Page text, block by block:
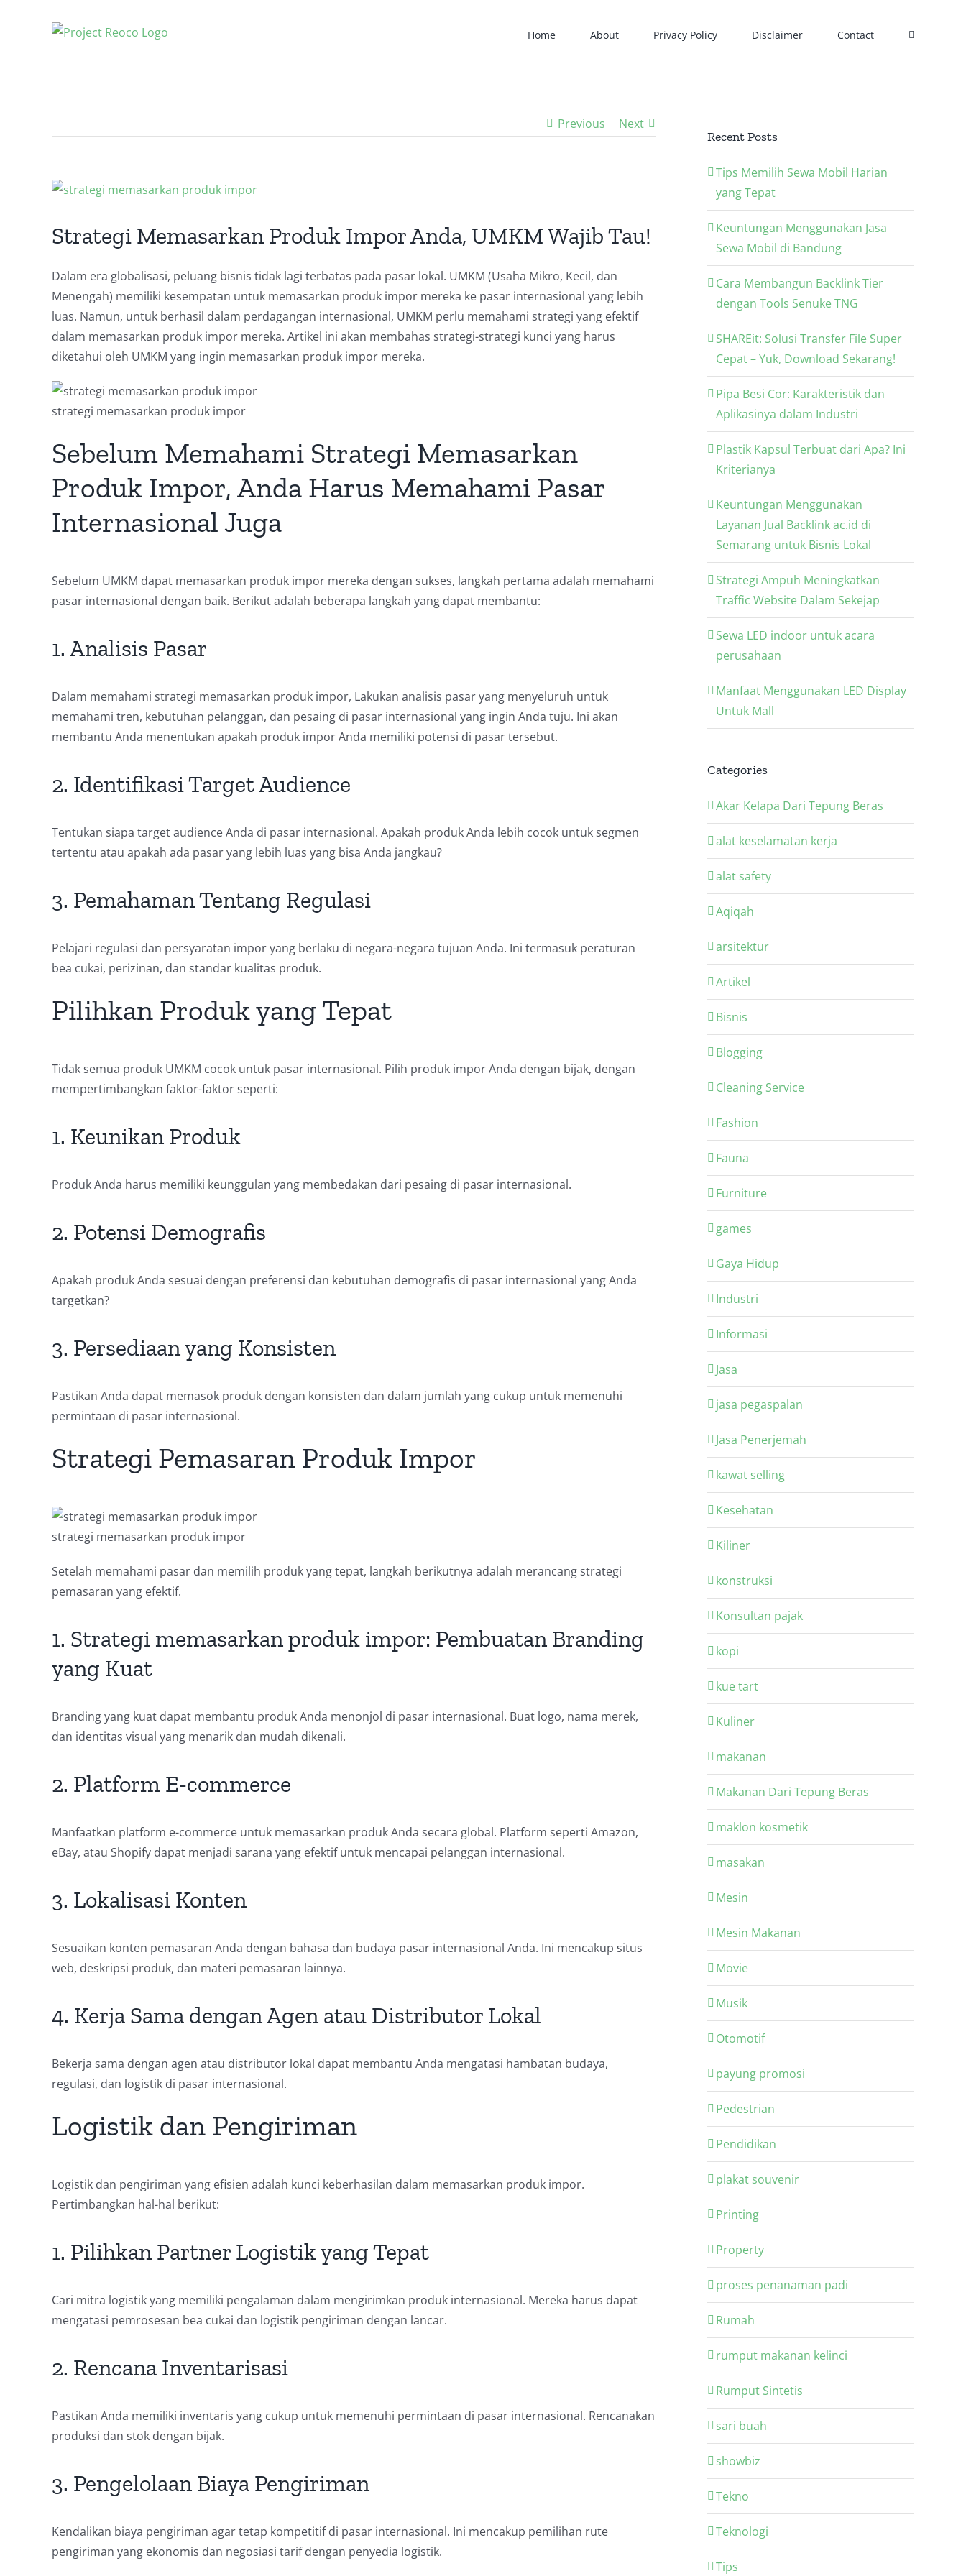
Home About Privacy Policy Disclaimer Contact
Previous Next
View
Image
Strategi Memasarkan Produk Impor Anda, UMKM Wajib Tau!
Dalam era globalisasi, peluang bisnis tidak lagi terbatas pada pasar lokal. UMKM (Usaha Mikro, Kecil, dan
Menengah) memiliki kesempatan untuk memasarkan produk impor mereka ke pasar internasional yang lebih
luas. Namun, untuk berhasil dalam perdagangan internasional, UMKM perlu memahami strategi yang efektif
dalam memasarkan produk impor mereka. Artikel ini akan membahas strategi-strategi kunci yang harus
diketahui oleh UMKM yang ingin memasarkan produk impor mereka.
strategi memasarkan produk impor
Sebelum Memahami Strategi Memasarkan
Produk Impor, Anda Harus Memahami Pasar
Internasional Juga
Sebelum UMKM dapat memasarkan produk impor mereka dengan sukses, langkah pertama adalah memahami
pasar internasional dengan baik. Berikut adalah beberapa langkah yang dapat membantu:
1. Analisis Pasar
Dalam memahami strategi memasarkan produk impor, Lakukan analisis pasar yang menyeluruh untuk
memahami tren, kebutuhan pelanggan, dan pesaing di pasar internasional yang ingin Anda tuju. Ini akan
membantu Anda menentukan apakah produk impor Anda memiliki potensi di pasar tersebut.
2. Identifikasi Target Audience
Tentukan siapa target audience Anda di pasar internasional. Apakah produk Anda lebih cocok untuk segmen
tertentu atau apakah ada pasar yang lebih luas yang bisa Anda jangkau?
3. Pemahaman Tentang Regulasi
Pelajari regulasi dan persyaratan impor yang berlaku di negara-negara tujuan Anda. Ini termasuk peraturan
bea cukai, perizinan, dan standar kualitas produk.
Pilihkan Produk yang Tepat
Tidak semua produk UMKM cocok untuk pasar internasional. Pilih produk impor Anda dengan bijak, dengan
mempertimbangkan faktor-faktor seperti:
1. Keunikan Produk
Produk Anda harus memiliki keunggulan yang membedakan dari pesaing di pasar internasional.
2. Potensi Demografis
Apakah produk Anda sesuai dengan preferensi dan kebutuhan demografis di pasar internasional yang Anda
targetkan?
3. Persediaan yang Konsisten
Pastikan Anda dapat memasok produk dengan konsisten dan dalam jumlah yang cukup untuk memenuhi
permintaan di pasar internasional.
Strategi Pemasaran Produk Impor
strategi memasarkan produk impor
Setelah memahami pasar dan memilih produk yang tepat, langkah berikutnya adalah merancang strategi
pemasaran yang efektif.
1. Strategi memasarkan produk impor: Pembuatan Branding
yang Kuat
Branding yang kuat dapat membantu produk Anda menonjol di pasar internasional. Buat logo, nama merek,
dan identitas visual yang menarik dan mudah dikenali.
2. Platform E-commerce
Manfaatkan platform e-commerce untuk memasarkan produk Anda secara global. Platform seperti Amazon,
eBay, atau Shopify dapat menjadi sarana yang efektif untuk mencapai pelanggan internasional.
3. Lokalisasi Konten
Sesuaikan konten pemasaran Anda dengan bahasa dan budaya pasar internasional Anda. Ini mencakup situs
web, deskripsi produk, dan materi pemasaran lainnya.
4. Kerja Sama dengan Agen atau Distributor Lokal
Bekerja sama dengan agen atau distributor lokal dapat membantu Anda mengatasi hambatan budaya,
regulasi, dan logistik di pasar internasional.
Logistik dan Pengiriman
Logistik dan pengiriman yang efisien adalah kunci keberhasilan dalam memasarkan produk impor.
Pertimbangkan hal-hal berikut:
1. Pilihkan Partner Logistik yang Tepat
Cari mitra logistik yang memiliki pengalaman dalam mengirimkan produk internasional. Mereka harus dapat
mengatasi pemrosesan bea cukai dan logistik pengiriman dengan lancar.
2. Rencana Inventarisasi
Pastikan Anda memiliki inventaris yang cukup untuk memenuhi permintaan di pasar internasional. Rencanakan
produksi dan stok dengan bijak.
3. Pengelolaan Biaya Pengiriman
Kendalikan biaya pengiriman agar tetap kompetitif di pasar internasional. Ini mencakup pemilihan rute
pengiriman yang ekonomis dan negosiasi tarif dengan penyedia logistik.
Recent Posts
Tips Memilih Sewa Mobil Harian
yang Tepat
Keuntungan Menggunakan Jasa
Sewa Mobil di Bandung
Cara Membangun Backlink Tier
dengan Tools Senuke TNG
SHAREit: Solusi Transfer File Super
Cepat – Yuk, Download Sekarang!
Pipa Besi Cor: Karakteristik dan
Aplikasinya dalam Industri
Plastik Kapsul Terbuat dari Apa? Ini
Kriterianya
Keuntungan Menggunakan
Layanan Jual Backlink ac.id di
Semarang untuk Bisnis Lokal
Strategi Ampuh Meningkatkan
Traffic Website Dalam Sekejap
Sewa LED indoor untuk acara
perusahaan
Manfaat Menggunakan LED Display
Untuk Mall
Categories
Akar Kelapa Dari Tepung Beras
alat keselamatan kerja
alat safety
Aqiqah
arsitektur
Artikel
Bisnis
Blogging
Cleaning Service
Fashion
Fauna
Furniture
games
Gaya Hidup
Industri
Informasi
Jasa
jasa pegaspalan
Jasa Penerjemah
kawat selling
Kesehatan
Kiliner
konstruksi
Konsultan pajak
kopi
kue tart
Kuliner
makanan
Makanan Dari Tepung Beras
maklon kosmetik
masakan
Mesin
Mesin Makanan
Movie
Musik
Otomotif
payung promosi
Pedestrian
Pendidikan
plakat souvenir
Printing
Property
proses penanaman padi
Rumah
rumput makanan kelinci
Rumput Sintetis
sari buah
showbiz
Tekno
Teknologi
Tips